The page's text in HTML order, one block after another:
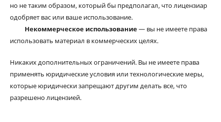
но не таким образом, который бы предполагал, что лицензиар
одобряет вас или ваше использование.
Некоммерческое использование— вы не имеете права
использовать материал в коммерческих целях.
Никаких дополнительных ограничений. Вы не имеете права
применять юридические условия или технологические меры,
которые юридически запрещают другим делать все, что
разрешено лицензией.